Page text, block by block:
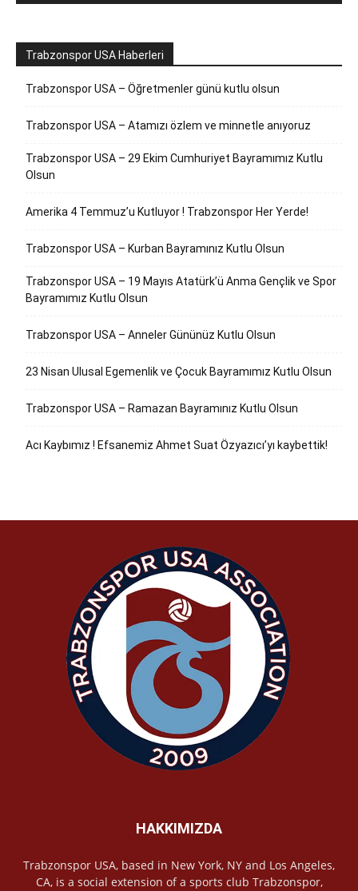
Trabzonspor USA Haberleri
Trabzonspor USA – Öğretmenler günü kutlu olsun
Trabzonspor USA – Atamızı özlem ve minnetle anıyoruz
Trabzonspor USA – 29 Ekim Cumhuriyet Bayramımız Kutlu
Olsun
Amerika 4 Temmuz’u Kutluyor ! Trabzonspor Her Yerde!
Trabzonspor USA – Kurban Bayramınız Kutlu Olsun
Trabzonspor USA – 19 Mayıs Atatürk’ü Anma Gençlik ve Spor
Bayramımız Kutlu Olsun
Trabzonspor USA – Anneler Gününüz Kutlu Olsun
23 Nisan Ulusal Egemenlik ve Çocuk Bayramımız Kutlu Olsun
Trabzonspor USA – Ramazan Bayramınız Kutlu Olsun
Acı Kaybımız ! Efsanemiz Ahmet Suat Özyazıcı’yı kaybettik!
HAKKIMIZDA
Trabzonspor USA, based in New York, NY and Los Angeles,
CA, is a social extension of a sports club Trabzonspor,